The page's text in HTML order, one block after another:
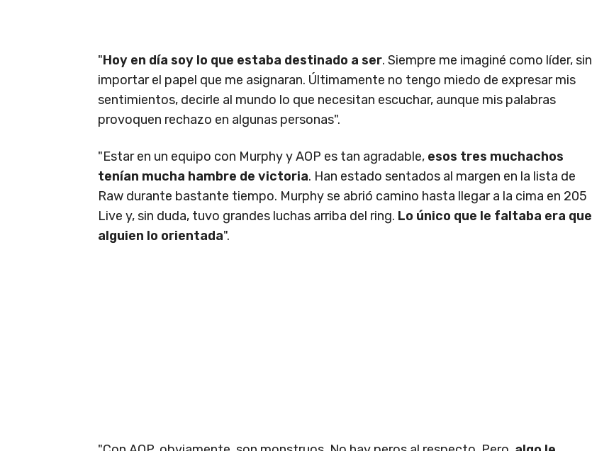
"Hoy en día soy lo que estaba destinado a ser. Siempre me imaginé como líder, sin
importar el papel que me asignaran. Últimamente no tengo miedo de expresar mis
sentimientos, decirle al mundo lo que necesitan escuchar, aunque mis palabras
provoquen rechazo en algunas personas".
"Estar en un equipo con Murphy y AOP es tan agradable, esos tres muchachos
tenían mucha hambre de victoria. Han estado sentados al margen en la lista de
Raw durante bastante tiempo. Murphy se abrió camino hasta llegar a la cima en 205
Live y, sin duda, tuvo grandes luchas arriba del ring. Lo único que le faltaba era que
alguien lo orientada".